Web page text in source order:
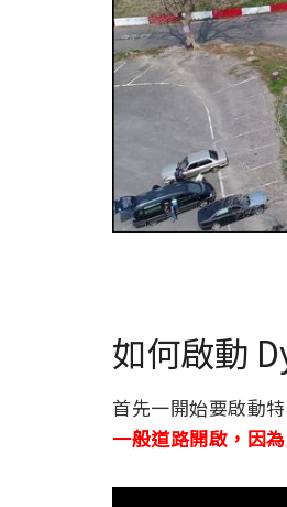
如何啟動
首先一開始要啟動
一般道路開啟，因